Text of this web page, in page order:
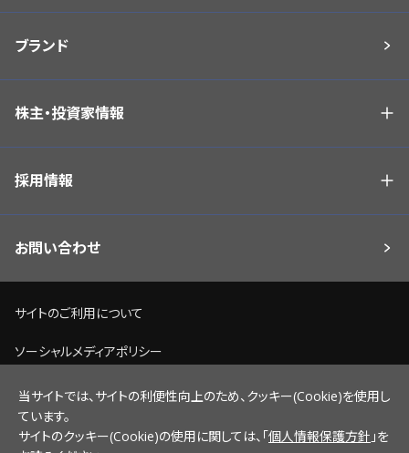
ブランド
株主・投資家情報
採用情報
お問い合わせ
サイトのご利用について
ソーシャルメディアポリシー
個人情報保護方針
脆弱性情報開示ポリシー
当サイトでは、サイトの利便性向上のため、クッキー(Cookie)を使用し
ています。
サイトのクッキー(Cookie)の使用に関しては、「個人情報保護方針 」を